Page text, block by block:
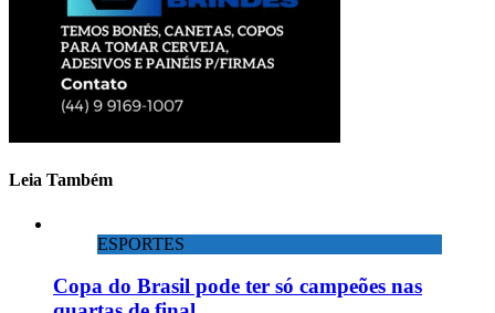
Leia Também
ESPORTES
Copa do Brasil pode ter só campeões nas